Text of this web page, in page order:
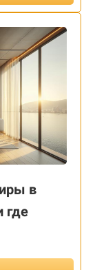
в
где